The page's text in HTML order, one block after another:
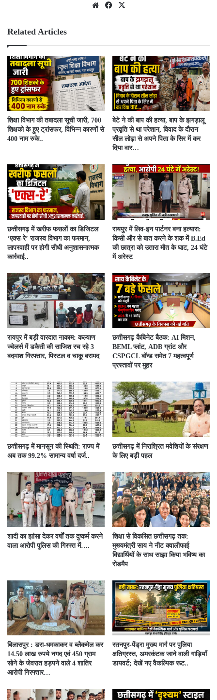
We
Fac
Related Articles
शिक्षा विभाग की तबादला सूची जारी, 700
शिक्षको के हुए ट्रांसफर, विभिन्न कारणों से
400 नाम रुके..
बेटे ने की बाप की हत्या, बाप के झगड़ालू
प्रवृति से था परेशान, विवाद के दौरान
सील लोढ़ा से अपने पिता के सिर में कर
दिया वार…
​छत्तीसगढ़ में खरीफ फसलों का डिजिटल
‘एक्स-रे’ राजस्व विभाग का फरमान,
लापरवाही पर होगी सीधी अनुशासनात्मक
कार्रवाई..
रायपुर में लिव-इन पार्टनर बना हत्यारा:
किसी और से बात करने के शक में B.Ed
की छात्रा को उतारा मौत के घाट, 24 घंटे
में अरेस्ट
रायपुर में बड़ी वारदात नाकाम: कल्याण
ज्वेलर्स में डकैती की साजिश रच रहे 3
बदमाश गिरफ्तार, पिस्टल व चाकू बरामद
छत्तीसगढ़ कैबिनेट बैठक: AI मिशन,
BEML प्लांट, ADB ग्रांट और
CSPGCL बॉन्ड समेत 7 महत्वपूर्ण
प्रस्तावों पर मुहर
छत्तीसगढ़ में मानसून की स्थिति: राज्य में
अब तक 99.2% सामान्य वर्षा दर्ज..
छत्तीसगढ़ में निराश्रित मवेशियों के संरक्षण
के लिए बड़ी पहल
शादी का झांसा देकर वर्षों तक दुष्कर्म करने
वाला आरोपी पुलिस की गिरफ्त में….
शिक्षा से विकसित छत्तीसगढ़ तक:
मुख्यमंत्री साय ने नीट क्वालीफाई
विद्यार्थियों के साथ साझा किया भविष्य का
रोडमैप
बिलासपुर : डरा-धमकाकर व ब्लैकमेल कर
14.50 लाख रुपये नगद एवं 450 ग्राम
सोने के जेवरात हड़पने वाले 4 शातिर
आरोपी गिरफ्तार…
रतनपुर-पेंड्रा मुख्य मार्ग पर पुलिया
क्षतिग्रस्त, अमरकंटक जाने वाली गाड़ियाँ
डायवर्ट; देखें नए वैकल्पिक रूट..